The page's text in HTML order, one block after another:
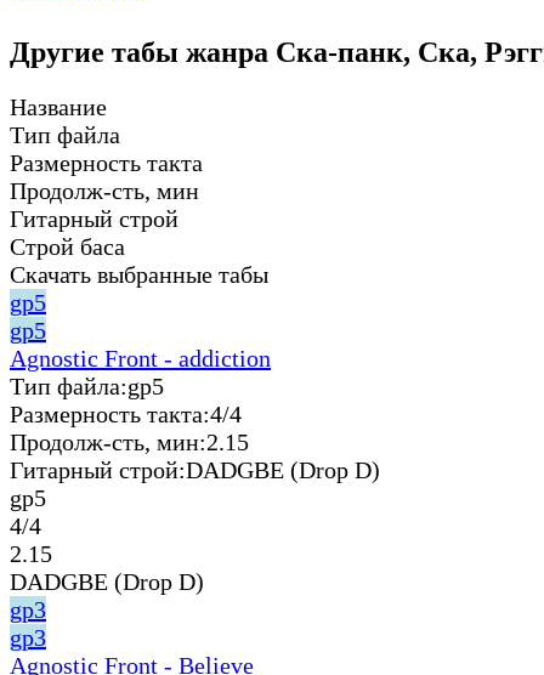
Другие табы жанра Ска-панк, Ска,
Название
Тип файла
Размерность такта
Продолж-сть, мин
Гитарный строй
Строй баса
Скачать выбранные табы
gp5
gp5
Agnostic Front - addiction
Тип файла:gp5
Размерность такта:4/4
Продолж-сть, мин:2.15
Гитарный строй:DADGBE (Drop D)
gp5
4/4
2.15
DADGBE (Drop D)
gp3
gp3
Agnostic Front - Believe